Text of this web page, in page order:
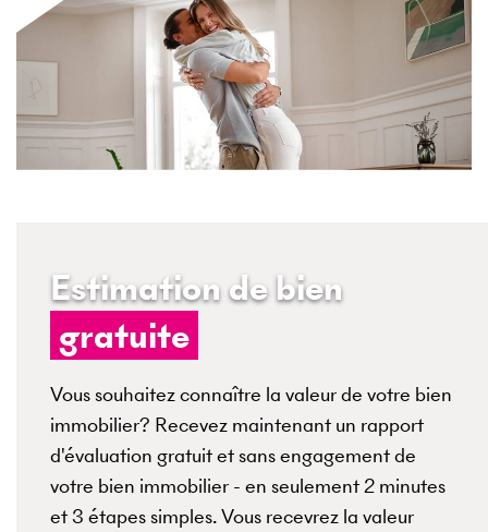
Estimation de bien
gratuite
Vous souhaitez connaître la valeur de votre bien
immobilier? Recevez maintenant un rapport
d'évaluation gratuit et sans engagement de
votre bien immobilier - en seulement 2 minutes
et 3 étapes simples. Vous recevrez la valeur